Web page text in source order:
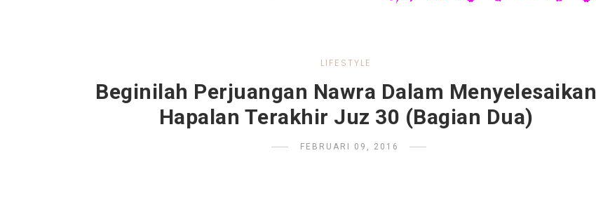
LIFESTYLE
Beginilah Perjuangan Nawra Dalam Menyelesaikan
Hapalan Terakhir Juz 30 (Bagian Dua)
FEBRUARI 09, 2016